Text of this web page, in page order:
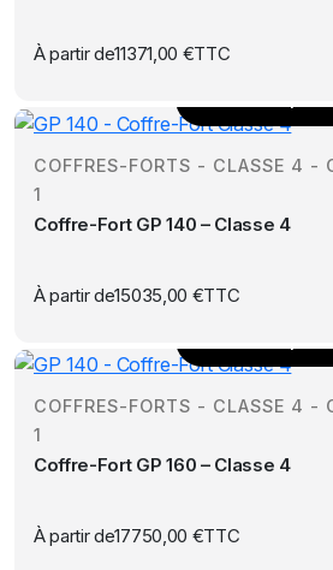
options
être
choisies
sur
page
À partir de11371,00 €TTC
Ce
produit
a
variations.
options
être
choisies
sur
page
COFFRES-FORTS - CLASSE 4 -
1
Coffre-Fort GP 140 – Classe 4
À partir de15035,00 €TTC
Ce
produit
a
variations.
options
COFFRES-FORTS - CLASSE 4 -
1
Coffre-Fort GP 160 – Classe 4
À partir de17750,00 €TTC